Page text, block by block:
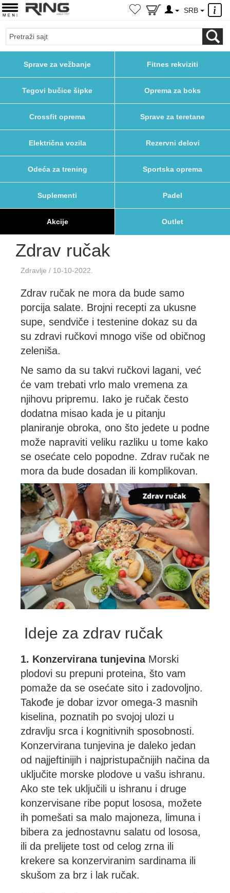
×
SRB
Sprave za vežbanje Fitnes rekviziti
Tegovi bučice šipke Oprema za boks
Crossfit oprema Sprave za teretane
Električna vozila Rezervni delovi
Odeća za trening Sportska oprema
Suplementi Padel
Akcije Outlet
Zdrav ručak
Zdravlje / 10-10-2022.
Zdrav ručak ne mora da bude samo
porcija salate. Brojni recepti za ukusne
supe, sendviče i testenine dokaz su da
su zdravi ručkovi mnogo više od običnog
zeleniša.
Ne samo da su takvi ručkovi lagani, već
će vam trebati vrlo malo vremena za
njihovu pripremu. Iako je ručak često
dodatna misao kada je u pitanju
planiranje obroka, ono što jedete u podne
može napraviti veliku razliku u tome kako
se osećate celo popodne. Zdrav ručak ne
mora da bude dosadan ili komplikovan.
Ideje za zdrav ručak
1. Konzervirana tunjevinaMorski
plodovi su prepuni proteina, što vam
pomaže da se osećate sito i zadovoljno.
Takođe je dobar izvor omega-3 masnih
kiselina, poznatih po svojoj ulozi u
zdravlju srca i kognitivnih sposobnosti.
Konzervirana tunjevina je daleko jedan
od najjeftinijih i najpristupačnijih načina da
uključite morske plodove u vašu ishranu.
Ako ste tek uključili u ishranu i druge
konzervisane ribe poput lososa, možete
ih pomešati sa malo majoneza, limuna i
bibera za jednostavnu salatu od lososa,
ili da prelijete tost od celog zrna ili
krekere sa konzerviranim sardinama ili
skušom za brz i lak ručak.